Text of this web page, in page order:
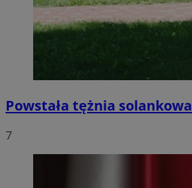
Powstała tężnia solankowa
7